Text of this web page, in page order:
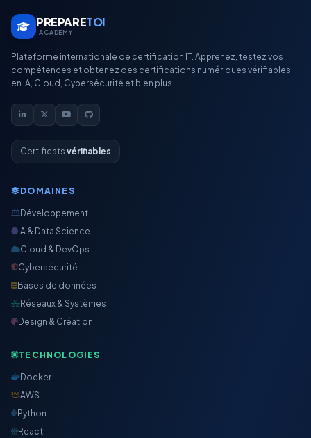
PREPARETOI
.ACADEMY
Plateforme internationale de certification IT. Apprenez, testez vos
compétences et obtenez des certifications numériques vérifiables
en IA, Cloud, Cybersécurité et bien plus.
Certificats vérifiables
DOMAINES
Développement
IA & Data Science
Cloud & DevOps
Cybersécurité
Bases de données
Réseaux & Systèmes
Design & Création
TECHNOLOGIES
Docker
AWS
Python
React